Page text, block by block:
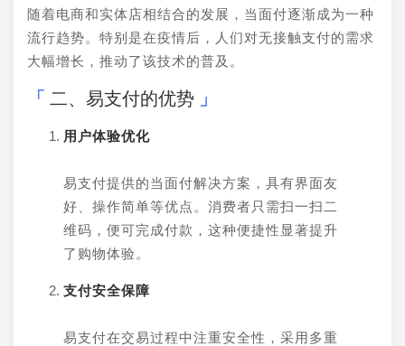
随着电商和实体店相结合的发展，当面付逐渐成为一种
流行趋势。特别是在疫情后，人们对无接触支付的需求
大幅增长，推动了该技术的普及。
二、易支付的优势
用户体验优化
易支付提供的当面付解决方案，具有界面友
好、操作简单等优点。消费者只需扫一扫二
维码，便可完成付款，这种便捷性显著提升
了购物体验。
支付安全保障
易支付在交易过程中注重安全性，采用多重